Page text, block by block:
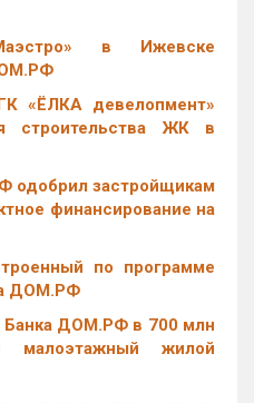
в Ижевске
«ЁЛКА девелопмент»
строительства ЖК в
одобрил застройщикам
финансирование на
по программе
ДОМ.РФ
Банка ДОМ.РФ в 700 млн
малоэтажный жилой